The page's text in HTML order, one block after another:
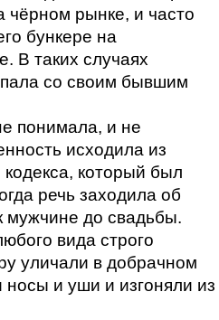
чёрном рынке, и часто
бункере на
В таких случаях
со своим бывшим
понимала, и не
исходила из
кодекса, который был
речь заходила об
до свадьбы.
вида строго
уличали в добрачном
носы и уши и изгоняли из